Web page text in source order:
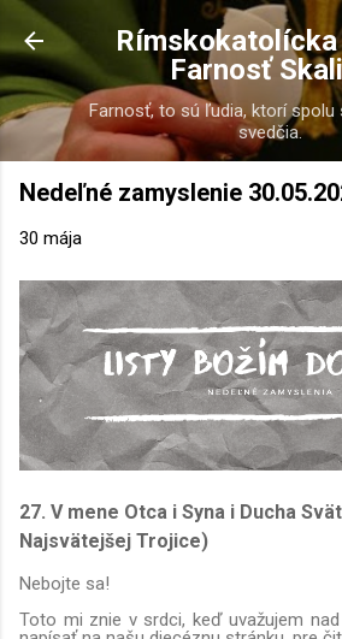
Preskočiť na hlavný
Farnosť
Farnosť, to sú ľudia, ktorí spolu
svedčia.
Nedeľné zamyslenie
30 mája
27. V mene Otca i Syna i Ducha
Najsvätejšej Trojice)
Nebojte sa!
Toto mi znie v srdci, keď uvažujem